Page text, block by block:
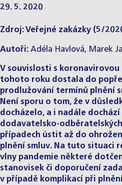
29. 5. 2020
Zdroj: Veřejné zakázky (5/
Autoři: Adéla Havlová, Marek
V souvislosti s koronavirovou
tohoto roku dostala do
prodlužování termínů plnění
Není sporu o tom, že v
docházelo, a i nadále
dodavatelsko-
případech ústit až do
plnění smluv. Na tuto situaci
vlny pandemie některé
stanovisek či doporučení
v případě komplikací při